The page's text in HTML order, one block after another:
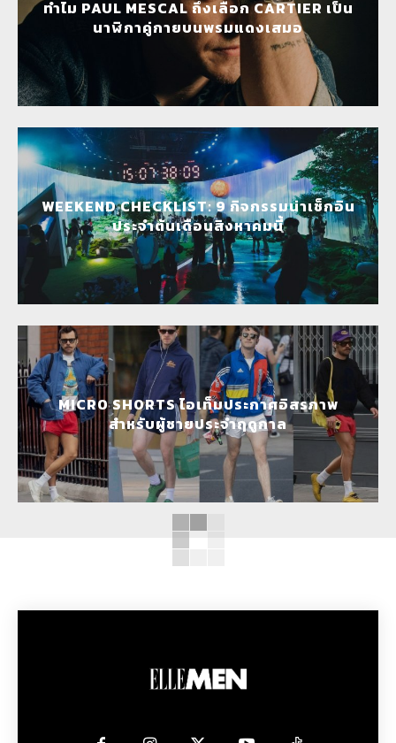
ทำไม PAUL MESCAL ถึงเลือก CARTIER เป็น
นาฬิกาคู่กายบนพรมแดงเสมอ
WEEKEND CHECKLIST: 9 กิจกรรมน่าเช็กอิน
ประจำต้นเดือนสิงหาคมนี้
MICRO SHORTS ไอเท็มประกาศอิสรภาพ
สำหรับผู้ชายประจำฤดูกาล